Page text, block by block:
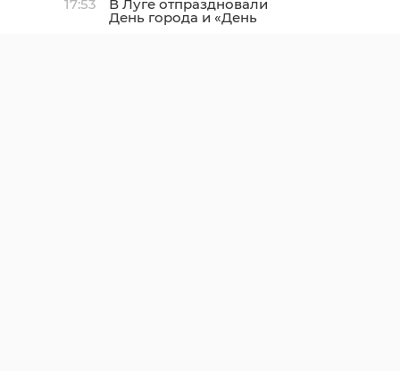
17:53 В Луге отпраздновали
День города и «День
детства»